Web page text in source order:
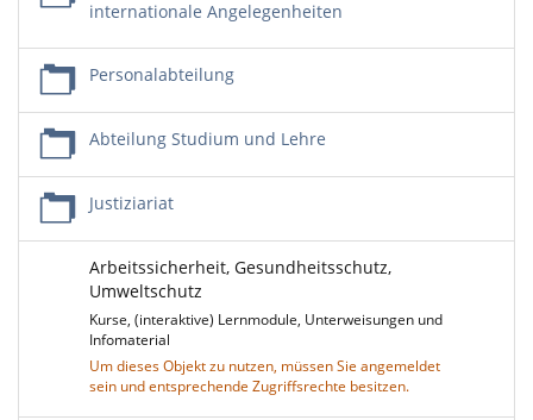
internationale Angelegenheiten
Personalabteilung
Abteilung Studium und Lehre
Justiziariat
Arbeitssicherheit, Gesundheitsschutz,
Umweltschutz
Kurse, (interaktive) Lernmodule, Unterweisungen und
Infomaterial
Um dieses Objekt zu nutzen, müssen Sie angemeldet
sein und entsprechende Zugriffsrechte besitzen.